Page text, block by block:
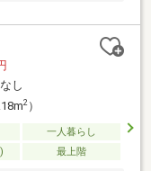
なし
2）
一人暮らし
最上階